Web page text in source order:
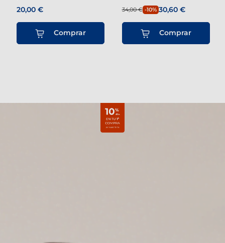
20,00 €
Comprar
34,00 € -10% 30,60 €
Comprar